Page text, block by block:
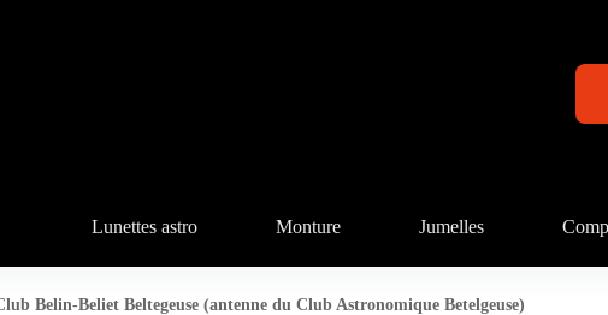
Lunettes astro Monture Jumelles
Belin-Beliet Beltegeuse (antenne du Club Astronomique Betelgeuse)